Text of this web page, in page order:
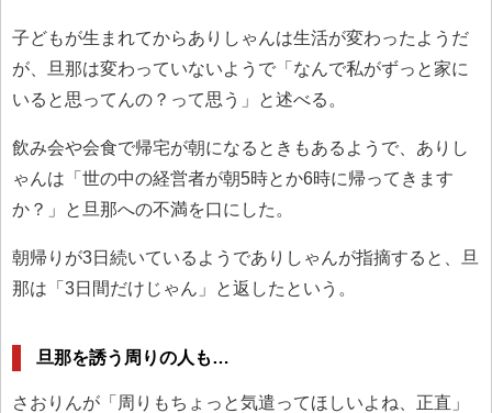
子どもが生まれてからありしゃんは生活が変わったようだ
が、旦那は変わっていないようで「なんで私がずっと家に
いると思ってんの？って思う」と述べる。
飲み会や会食で帰宅が朝になるときもあるようで、ありし
ゃんは「世の中の経営者が朝5時とか6時に帰ってきます
か？」と旦那への不満を口にした。
朝帰りが3日続いているようでありしゃんが指摘すると、旦
那は「3日間だけじゃん」と返したという。
旦那を誘う周りの人も…
さおりんが「周りもちょっと気遣ってほしいよね、正直」